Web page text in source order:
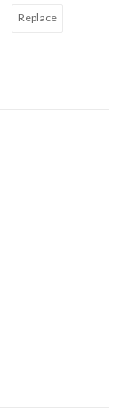
Replace